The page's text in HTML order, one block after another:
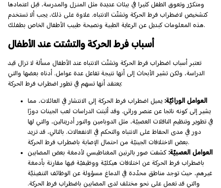
ومتكرّر وتعوق الطفل كثيرا في بيئات عديدة مثل المنزل والمدرسة، قبل اعتمادها
كتشخيص لاضطراب فرط الحركة وتشتّت الانتباه. علاوة على ذلك، يجب ألا تستخدم
هذه المعلومات كبديل عن الرعاية الطبية ونصيحة طبيب الأطفال الخاص بطفلك.
أسباب فرط الحركة والتشتت عند الأطفال
تعتبر أسباب اضطراب فرط الحركة وتشتّت الانتباه عند الأطفال مسألة لا تزال قيد
الدراسة، ولكن تشير الأبحاث إلى أنها نتيجة تفاعل عدة عوامل. أدناه بعضها والتي
يعتقد أنها تسهم في تطور اضطراب فرط الحركة:
العوامل الوراثيّة: يميل اضطراب فرط الحركة إلى الانتشار في العائلات، مما
يشير إلى كونه ناتجا عن عنصر وراثي. وقد أثبتت الدراسات لعب الجينات دورًا
في تطوير وتنظيم الناقلات العصبيّة، مثل الدوبامين والنور أدرينالين، والتي لها
دور في مدى الحفاظ على الانتباه والتحكم في الانفعالات. بالتالي، قد تزيد
بعض الاختلافات الجينيّة من احتمال الإصابة باضطراب فرط الحركة.
العوامل العصبيّة: كشفت صور بالرنين المغناطيسي لأدمغة بعض المصابين
باضطراب فرط الحركة عن اختلافات هيكليّة ووظيفيّة فيها مقارنة بأدمغة
غيرهم، حيث توجد مناطق محدّدة في الدماغ مسؤولة عن الوظائف التنفيذيّة
والتي قد تعمل على نحو مختلف لدى المصابين باضطراب فرط الحركة.